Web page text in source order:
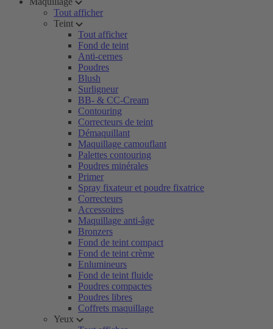
Tout afficher
Teint
Tout afficher
Fond de teint
Anti-cernes
Poudres
Blush
Surligneur
BB- & CC-Cream
Contouring
Correcteurs de teint
Démaquillant
Maquillage camouflant
Palettes contouring
Poudres minérales
Primer
Spray fixateur et poudre fixatrice
Correcteurs
Accessoires
Maquillage anti-âge
Bronzers
Fond de teint compact
Fond de teint crème
Enlumineurs
Fond de teint fluide
Poudres compactes
Poudres libres
Coffrets maquillage
Yeux